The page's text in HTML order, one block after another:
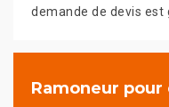
demande de devis est
Ramoneur